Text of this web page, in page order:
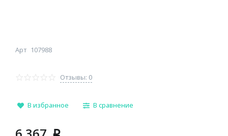
Арт 107988
Отзывы: 0
В избранное В сравнение